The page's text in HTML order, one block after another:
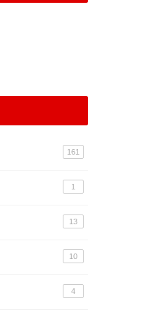
161
1
13
10
4